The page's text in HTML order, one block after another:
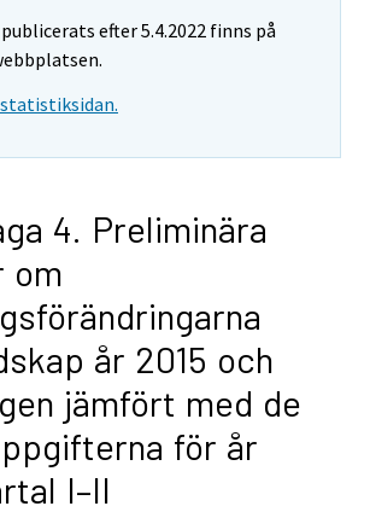
efter 5.4.2022 finns på
4. Preliminära
om
år 2015 och
jämfört med de
för år
I–II